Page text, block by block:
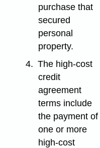
purchase that
secured
personal
property.
4. The high-cost
credit
agreement
terms include
the payment of
one or more
high-cost